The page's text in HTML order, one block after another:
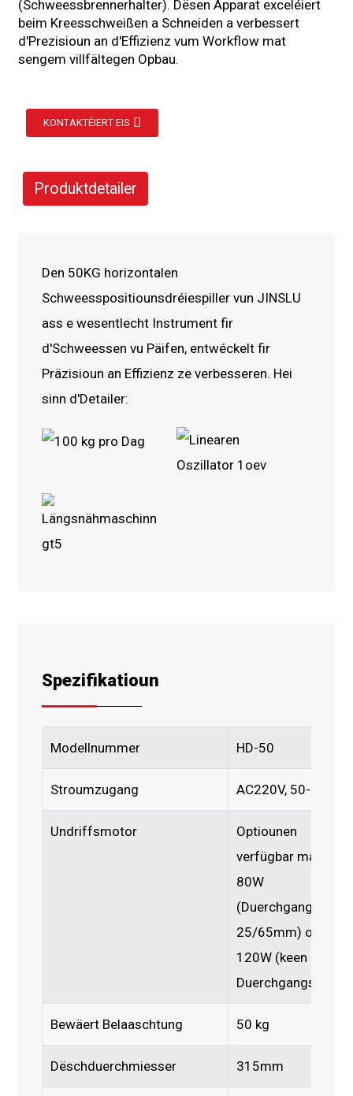
(Schweessbrennerhalter). Dësen Apparat exceléiert
beim Kreesschweißen a Schneiden a verbessert
d'Prezisioun an d'Effizienz vum Workflow mat
sengem villfältegen Opbau.
KONTAKTÉIERT EIS
Produktdetailer
Den 50KG horizontalen
Schweesspositiounsdréiespiller vun JINSLU
ass e wesentlecht Instrument fir
d'Schweessen vu Päifen, entwéckelt fir
Präzisioun an Effizienz ze verbesseren. Hei
sinn d'Detailer:
Spezifikatioun
Modellnummer HD-50
Stroumzugang AC220V, 50-60Hz
Undriffsmotor
Optiounen
verfügbar mat
80W
(Duerchgangslach
25/65mm) oder
120W (keen
Duerchgangslach)
Bewäert Belaaschtung 50 kg
Dëschduerchmiesser 315mm